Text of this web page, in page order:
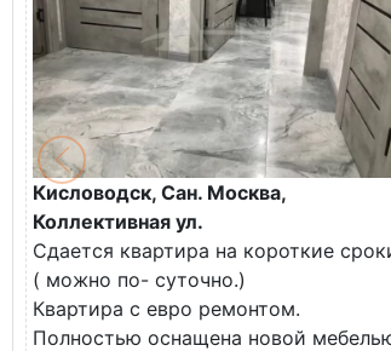
Кисловодск, Сан. Москва,
Коллективная ул.
Сдается квартира на короткие
( можно по- суточно.)
Квартира с евро ремонтом.
Полностью оснащена новой